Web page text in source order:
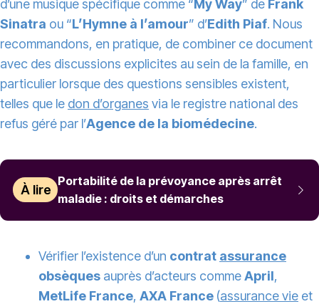
d’une musique spécifique comme “My Way” de Frank
Sinatra ou “L’Hymne à l’amour” d’Edith Piaf. Nous
recommandons, en pratique, de combiner ce document
avec des discussions explicites au sein de la famille, en
particulier lorsque des questions sensibles existent,
telles que le don d’organes via le registre national des
refus géré par l’Agence de la biomédecine.
À lire
Portabilité de la prévoyance après arrêt
maladie : droits et démarches
Vérifier l’existence d’un contrat assurance
obsèques auprès d’acteurs commeApril,
MetLife France, AXA France (assurance vie et